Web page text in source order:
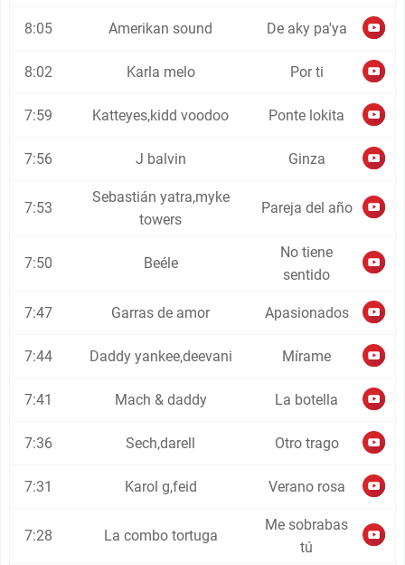
8:05 Amerikan sound De aky pa'ya
8:02 Karla melo Por ti
7:59 Katteyes,kidd voodoo Ponte lokita
7:56 J balvin Ginza
7:53
Sebastián yatra,myke
towers
Pareja del año
7:50 Beéle
No tiene
sentido
7:47 Garras de amor Apasionados
7:44 Daddy yankee,deevani Mírame
7:41 Mach & daddy La botella
7:36 Sech,darell Otro trago
7:31 Karol g,feid Verano rosa
7:28 La combo tortuga
Me sobrabas
tú